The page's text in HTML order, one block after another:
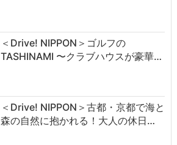
＜Drive! NIPPON＞ゴルフの
TASHINAMI 〜クラブハウスが豪華…
＜Drive! NIPPON＞古都・京都で海と
森の自然に抱かれる！大人の休日…